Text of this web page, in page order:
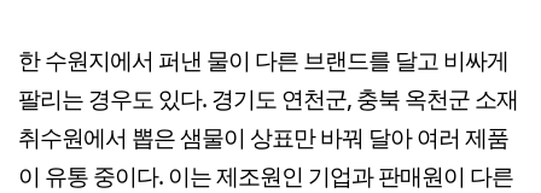
한 수원지에서 퍼낸 물이 다른 브랜드를 달고 비싸게
팔리는 경우도 있다. 경기도 연천군, 충북 옥천군 소재
취수원에서 뽑은 샘물이 상표만 바꿔 달아 여러 제품
이 유통 중이다. 이는 제조원인 기업과 판매원이 다른